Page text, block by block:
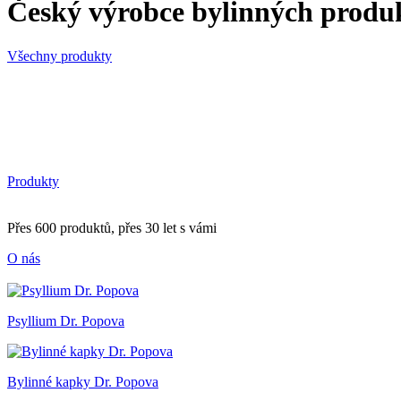
Český výrobce bylinných
Všechny produkty
Produkty
Přes 600 produktů, přes 30 let s vámi
O nás
Psyllium Dr. Popova
Bylinné kapky Dr. Popova